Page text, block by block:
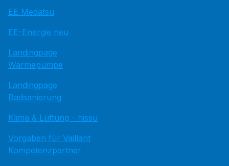
EE Medatsu
EE-Energie neu
Landingpage
Wärmepumpe
Landingpage
Badsanierung
Klima & Lüftung - hissu
Vorgaben für Vaillant
Kompetenzpartner